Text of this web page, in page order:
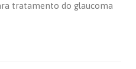
tratamento do glaucoma